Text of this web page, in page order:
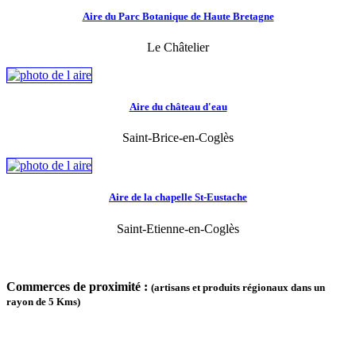
Aire du Parc Botanique de Haute Bretagne
Le Châtelier
Aire du château d'eau
Saint-Brice-en-Coglès
Aire de la chapelle St-Eustache
Saint-Etienne-en-Coglès
Commerces de proximité : (artisans et produits régionaux dans un
rayon de 5 Kms)